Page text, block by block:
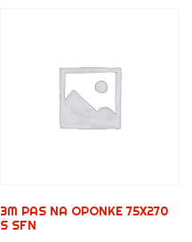
3M PAS NA OPONKE 75X270
S SFN